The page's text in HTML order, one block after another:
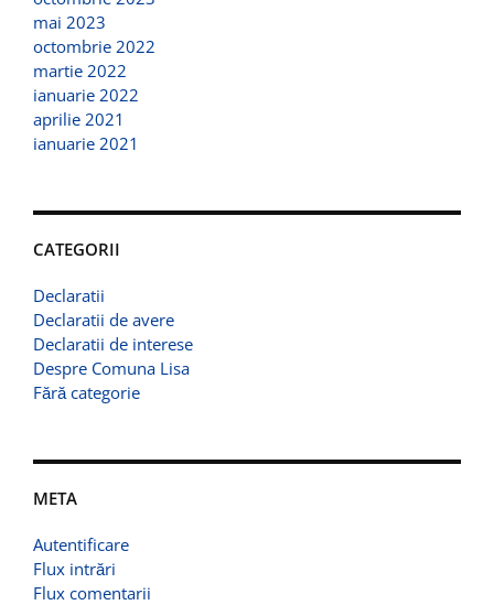
mai 2023
octombrie 2022
martie 2022
ianuarie 2022
aprilie 2021
ianuarie 2021
CATEGORII
Declaratii
Declaratii de avere
Declaratii de interese
Despre Comuna Lisa
Fără categorie
META
Autentificare
Flux intrări
Flux comentarii